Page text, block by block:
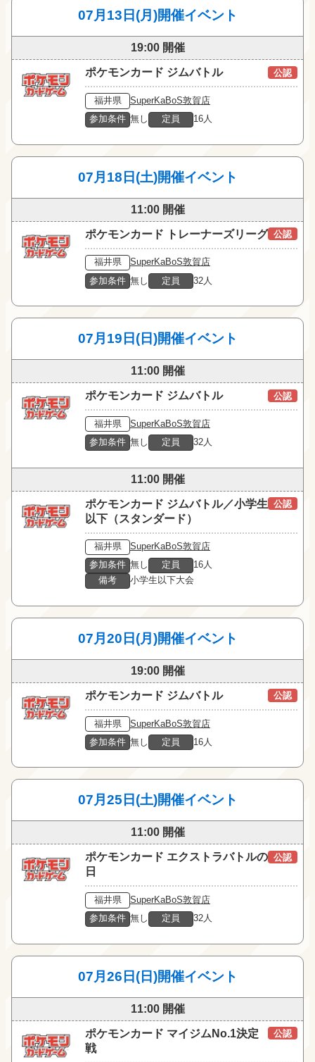
07月13日(月)開催イベント
19:00 開催
ポケモンカード ジムバトル 公認
福井県
SuperKaBoS敦賀店
参加条件 無し 定員 16人
07月18日(土)開催イベント
11:00 開催
ポケモンカード トレーナーズリーグ 公認
福井県
SuperKaBoS敦賀店
参加条件 無し 定員 32人
07月19日(日)開催イベント
11:00 開催
ポケモンカード ジムバトル 公認
福井県
SuperKaBoS敦賀店
参加条件 無し 定員 32人
11:00 開催
ポケモンカード ジムバトル／小学生
以下（スタンダード）
公認
福井県
SuperKaBoS敦賀店
参加条件 無し 定員
16人
備考
小学生以下大会
07月20日(月)開催イベント
19:00 開催
ポケモンカード ジムバトル 公認
福井県
SuperKaBoS敦賀店
参加条件 無し 定員 16人
07月25日(土)開催イベント
11:00 開催
ポケモンカード エクストラバトルの
日
公認
福井県
SuperKaBoS敦賀店
参加条件 無し 定員 32人
07月26日(日)開催イベント
11:00 開催
ポケモンカード マイジムNo.1決定
戦
公認